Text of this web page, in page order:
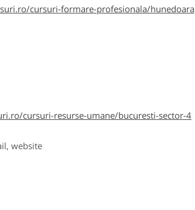
cursuri-formare-profesionala/hunedoara
cursuri-resurse-umane/bucuresti-sector-4
website